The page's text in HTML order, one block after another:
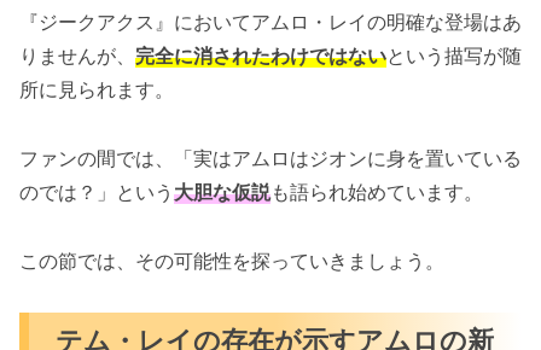
『ジークアクス』においてアムロ・レイの明確な登場はあ
りませんが、 完全に消されたわけではないという描写が随
所に見られます。
ファンの間では、「実はアムロはジオンに身を置いている
のでは？」という 大胆な仮説も語られ始めています。
この節では、その可能性を探っていきましょう。
テム・レイの存在が示すアムロの新